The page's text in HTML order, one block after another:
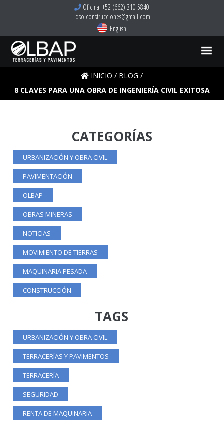
Oficina: +52 (662) 310 5840
dso.construcciones@gmail.com
English
INICIO / BLOG /
8 CLAVES PARA UNA OBRA DE INGENIERÍA CIVIL EXITOSA
CATEGORÍAS
URBANIZACIÓN Y OBRA CIVIL
PAVIMENTACIÓN
OLBAP
OBRAS MINERAS
NOTICIAS
MOVIMIENTO DE TIERRAS
MAQUINARIA PESADA
CONSTRUCCIÓN
TAGS
URBANIZACIÓN Y OBRA CIVIL
TERRACERÍAS Y PAVIMENTOS
TERRACERÍA
SEGURIDAD
RENTA DE MAQUINARIA